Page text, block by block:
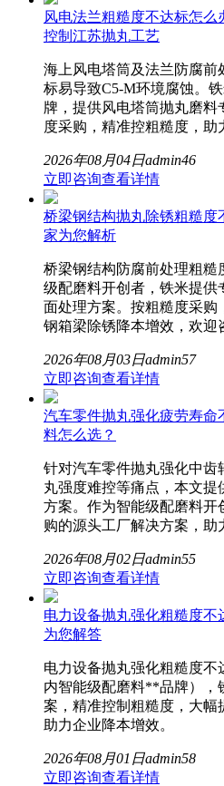
风电法兰粗糙度不达标怎
控制江苏抛丸工艺
海上风电塔筒及法兰防腐前
标易导致C5-M环境腐蚀。
牌，提供风电塔筒抛丸磨
度采购，精准控粗糙度，助
2026年08月04日admin46
立即咨询查看详情
桥梁钢结构抛丸除锈粗糙
家为您解析
桥梁钢结构防腐前处理粗
级配磨料开创者，铁米提供
面处理方案。按粗糙度采购
钢箱梁除锈降本增效，欢迎
2026年08月03日admin57
立即咨询查看详情
汽车零件抛丸强化疲劳寿命
料怎么选？
针对汽车零件抛丸强化中
丸强度难控等痛点，本文
方案。作为智能级配磨料
购的源头工厂解决方案，助
2026年08月02日admin55
立即咨询查看详情
电力设备抛丸强化粗糙度
为您解答
电力设备抛丸强化粗糙度不
内智能级配磨料**品牌），
案，精准控制粗糙度，大幅
助力企业降本增效。
2026年08月01日admin58
立即咨询查看详情